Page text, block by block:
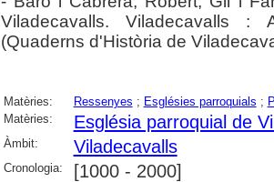
Viladecavalls. Viladecavalls :
(Quaderns d'Història de
Matèries: Ressenyes ; Esglésies parroquials ;
Matèries:
Església parroquial de
Àmbit: Viladecavalls
Cronologia: [1000 - 2000]